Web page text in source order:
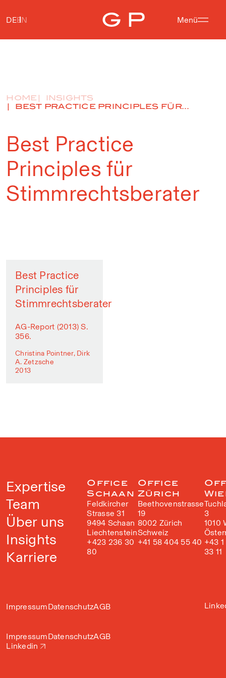
Menü
DEEN
HOME
INSIGHTS
BEST PRACTICE PRINCIPLES FÜR...
Best Practice
Principles für
Stimmrechtsberater
Best Practice
Principles für
Stimmrechtsberater
AG-Report (2013) S.
356.
Christina Pointner, Dirk
A. Zetzsche
2013
Expertise
Team
Über uns
Insights
Karriere
ImpressumDatenschutzAGB
Office
Schaan
Feldkircher
Strasse 31
9494 Schaan
Liechtenstein
+423 236 30
80
Office
Zürich
Beethovenstrasse
19
8002 Zürich
Schweiz
+41 58 404 55 40
3
1010
+43
33 11
ImpressumDatenschutzAGB
Linkedin